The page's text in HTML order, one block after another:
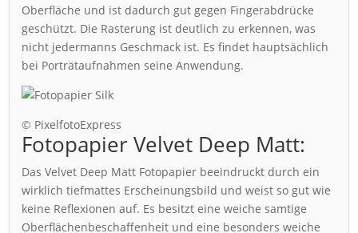
Oberfläche und ist dadurch gut gegen Fingerabdrücke
geschützt. Die Rasterung ist deutlich zu erkennen, was
nicht jedermanns Geschmack ist. Es findet hauptsächlich
bei Porträtaufnahmen seine Anwendung.
© PixelfotoExpress
Fotopapier Velvet Deep Matt:
Das Velvet Deep Matt Fotopapier beeindruckt durch ein
wirklich tiefmattes Erscheinungsbild und weist so gut wie
keine Reflexionen auf. Es besitzt eine weiche samtige
Oberflächenbeschaffenheit und eine besonders weiche